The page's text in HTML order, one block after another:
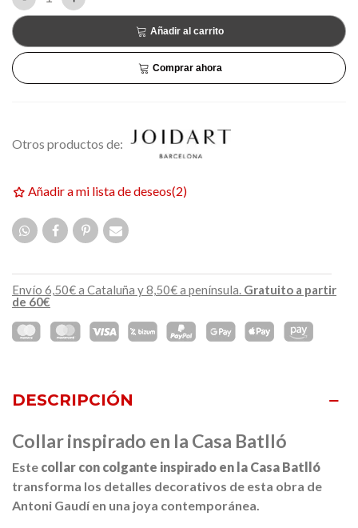
Añadir al carrito
Comprar ahora
Otros productos de:
Añadir a mi lista de deseos(2)
Envío 6,50€ a Cataluña y 8,50€ a península. Gratuito a partir
de 60€
DESCRIPCIÓN
Collar inspirado en la Casa Batlló
Este collar con colgante inspirado en la Casa Batlló
transforma los detalles decorativos de esta obra de
Antoni Gaudíen una joya contemporánea.